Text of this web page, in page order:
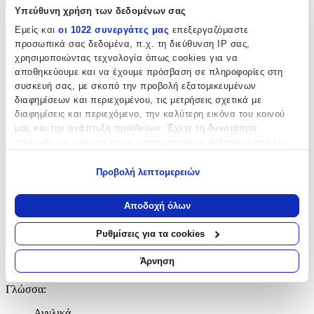
Υπεύθυνη χρήση των δεδομένων σας
Εμείς και οι 1022 συνεργάτες μας επεξεργαζόμαστε
προσωπικά σας δεδομένα, π.χ. τη διεύθυνση IP σας,
χρησιμοποιώντας τεχνολογία όπως cookies για να
αποθηκεύουμε και να έχουμε πρόσβαση σε πληροφορίες στη
συσκευή σας, με σκοπό την προβολή εξατομικευμένων
διαφημίσεων και περιεχομένου, τις μετρήσεις σχετικά με
διαφημίσεις και περιεχόμενο, την καλύτερη εικόνα του κοινού
μας και την ανάπτυξη προϊόντων. Έχετε τη δυνατότητα
Να συλλέξουμε πληροφορίες σχετικά με τη γεωγραφική
σας τοποθεσία, οι οποίες μπορεί να είναι ακριβείς σε
απόσταση μερικών μέτρων
Να αναγνωρίσουμε τη συσκευή σας σαρώνοντας ενεργά
για συγκεκριμένα χαρακτηριστικά (δακτυλικό αποτύπωμα)
Μάθετε περισσότερα σχετικά με τον τρόπο επεξεργασίας των
προσωπικών σας δεδομένων και καθορίστε τις προτιμήσεις σας
Προβολή λεπτομερειών
Αποδοχή όλων
Ρυθμίσεις για τα cookies
Άρνηση
Χαρακτηριστικά
Συγγραφέας
:
Jeanette Winterson
Εκδότης:
riverrun
Αριθμός Σελίδων :
Χαρτί Εξωφύλλου
Γλώσσα: